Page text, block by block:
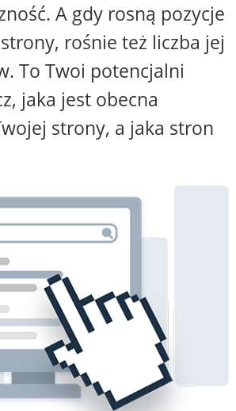
A gdy rosną pozycje
rośnie też liczba jej
To Twoi potencjalni
jaka jest obecna
strony, a jaka stron